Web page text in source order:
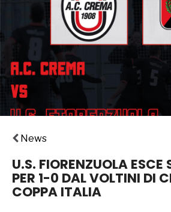
News
U.S. FIORENZUOLA
PER 1-0 DAL VOLTINI DI
COPPA ITALIA